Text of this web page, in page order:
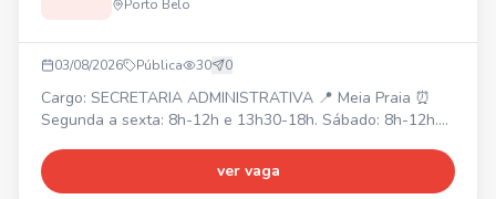
Porto Belo
03/08/2026 Pública 30 0
Cargo: SECRETARIA ADMINISTRATIVA 📍 Meia Praia ⏰
Segunda a sexta: 8h-12h e 13h30-18h. Sábado: 8h-12h.
administração, atuação com sistemas internos e CRM.
Atendimento ao cliente (presencial/online), organização de
ver vaga